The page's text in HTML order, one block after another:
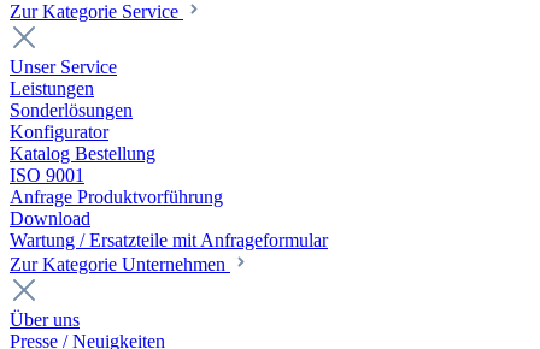
Zur Kategorie Service
Unser Service
Leistungen
Sonderlösungen
Konfigurator
Katalog Bestellung
ISO 9001
Anfrage Produktvorführung
Download
Wartung / Ersatzteile mit Anfrageformular
Zur Kategorie Unternehmen
Über uns
Presse / Neuigkeiten